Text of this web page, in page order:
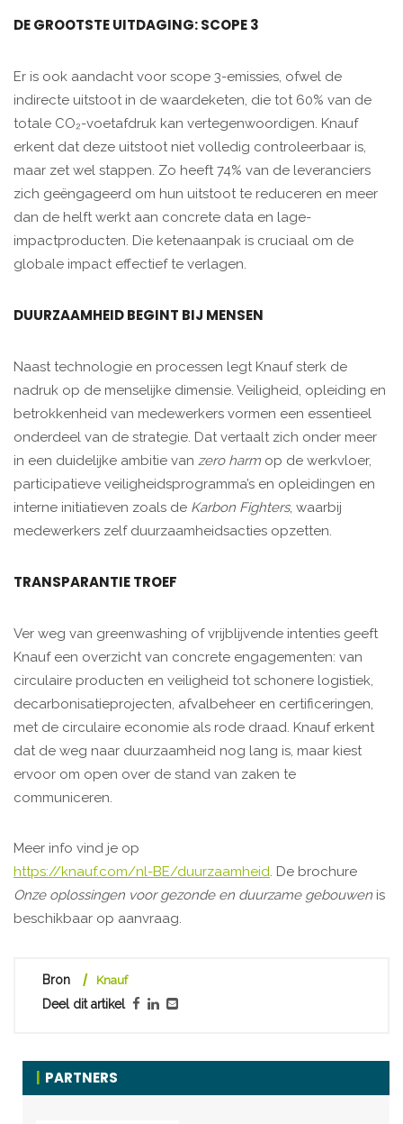
DE GROOTSTE UITDAGING: SCOPE 3
Er is ook aandacht voor scope 3-emissies, ofwel de
indirecte uitstoot in de waardeketen, die tot 60% van de
totale CO₂-voetafdruk kan vertegenwoordigen. Knauf
erkent dat deze uitstoot niet volledig controleerbaar is,
maar zet wel stappen. Zo heeft 74% van de leveranciers
zich geëngageerd om hun uitstoot te reduceren en meer
dan de helft werkt aan concrete data en lage-
impactproducten. Die ketenaanpak is cruciaal om de
globale impact effectief te verlagen.
DUURZAAMHEID BEGINT BIJ MENSEN
Naast technologie en processen legt Knauf sterk de
nadruk op de menselijke dimensie. Veiligheid, opleiding en
betrokkenheid van medewerkers vormen een essentieel
onderdeel van de strategie. Dat vertaalt zich onder meer
in een duidelijke ambitie van zero harm op de werkvloer,
participatieve veiligheidsprogramma’s en opleidingen en
interne initiatieven zoals de Karbon Fighters, waarbij
medewerkers zelf duurzaamheidsacties opzetten.
TRANSPARANTIE TROEF
Ver weg van greenwashing of vrijblijvende intenties geeft
Knauf een overzicht van concrete engagementen: van
circulaire producten en veiligheid tot schonere logistiek,
decarbonisatieprojecten, afvalbeheer en certificeringen,
met de circulaire economie als rode draad. Knauf erkent
dat de weg naar duurzaamheid nog lang is, maar kiest
ervoor om open over de stand van zaken te
communiceren.
Meer info vind je op
https://knauf.com/nl-BE/duurzaamheid. De brochure
Onze oplossingen voor gezonde en duurzame gebouwen is
beschikbaar op aanvraag.
Bron Knauf
Deel dit artikel
PARTNERS